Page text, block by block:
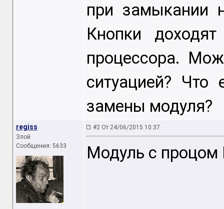
при замыкании
Кнопки
процессора.
ситуацией?
замены модуля?
regiss
Злой
Сообщения: 5633
#2 От 24/06/2015 10:37
Модуль с процом